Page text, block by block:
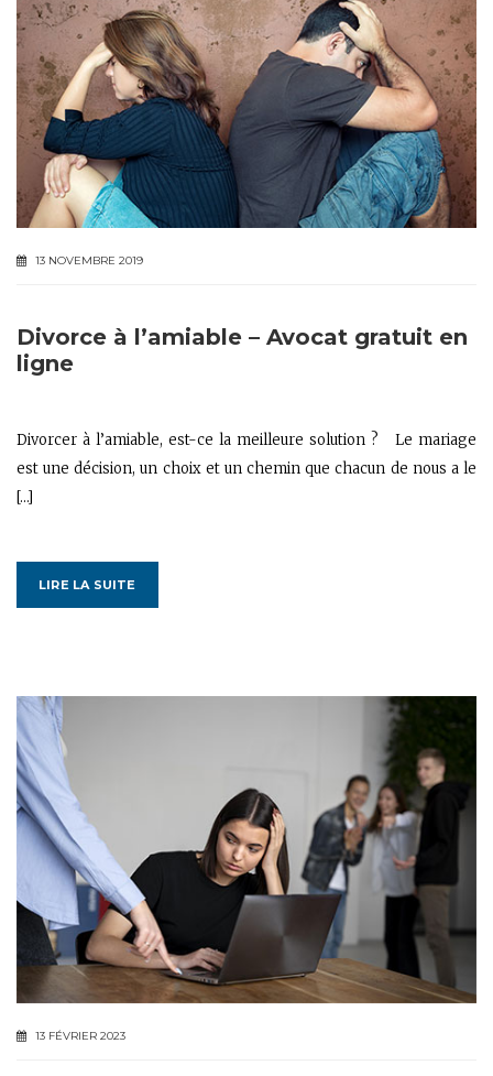
13 NOVEMBRE 2019
Divorce à l’amiable – Avocat gratuit en
ligne
Divorcer à l’amiable, est-ce la meilleure solution ? Le mariage
est une décision, un choix et un chemin que chacun de nous a le
[…]
LIRE LA SUITE
13 FÉVRIER 2023